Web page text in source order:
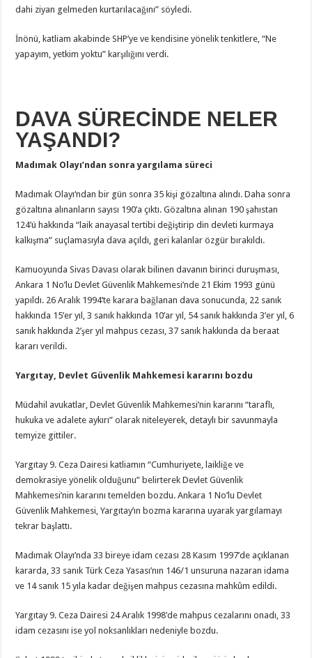
dahi ziyan gelmeden kurtarılacağını” söyledi.
İnönü, katliam akabinde SHP’ye ve kendisine yönelik tenkitlere, “Ne
yapayım, yetkim yoktu” karşılığını verdi.
DAVA SÜRECİNDE NELER
YAŞANDI?
Madımak Olayı’ndan sonra yargılama süreci
Madımak Olayı‘ndan bir gün sonra 35 kişi gözaltına alındı. Daha sonra
gözaltına alınanların sayısı 190’a çıktı. Gözaltına alınan 190 şahıstan
124’ü hakkında “laik anayasal tertibi değiştirip din devleti kurmaya
kalkışma” suçlamasıyla dava açıldı, geri kalanlar özgür bırakıldı.
Kamuoyunda Sivas Davası olarak bilinen davanın birinci duruşması,
Ankara 1 No’lu Devlet Güvenlik Mahkemesi’nde 21 Ekim 1993 günü
yapıldı. 26 Aralık 1994’te karara bağlanan dava sonucunda, 22 sanık
hakkında 15’er yıl, 3 sanık hakkında 10’ar yıl, 54 sanık hakkında 3’er yıl, 6
sanık hakkında 2’şer yıl mahpus cezası, 37 sanık hakkında da beraat
kararı verildi.
Yargıtay, Devlet Güvenlik Mahkemesi kararını bozdu
Müdahil avukatlar, Devlet Güvenlik Mahkemesi’nin kararını “taraflı,
hukuka ve adalete aykırı” olarak niteleyerek, detaylı bir savunmayla
temyize gittiler.
Yargıtay 9. Ceza Dairesi katliamın “Cumhuriyete, laikliğe ve
demokrasiye yönelik olduğunu” belirterek Devlet Güvenlik
Mahkemesi’nin kararını temelden bozdu. Ankara 1 No’lu Devlet
Güvenlik Mahkemesi, Yargıtay’ın bozma kararına uyarak yargılamayı
tekrar başlattı.
Madımak Olayı’nda 33 bireye idam cezası 28 Kasım 1997’de açıklanan
kararda, 33 sanık Türk Ceza Yasası’nın 146/1 unsuruna nazaran idama
ve 14 sanık 15 yıla kadar değişen mahpus cezasına mahkûm edildi.
Yargıtay 9. Ceza Dairesi 24 Aralık 1998’de mahpus cezalarını onadı, 33
idam cezasını ise yol noksanlıkları nedeniyle bozdu.